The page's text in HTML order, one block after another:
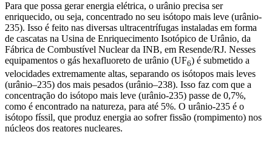
Para que possa gerar energia elétrica, o urânio precisa ser
enriquecido, ou seja, concentrado no seu isótopo mais leve (urânio-
235). Isso é feito nas diversas ultracentrífugas instaladas em forma
de cascatas na Usina de Enriquecimento Isotópico de Urânio, da
Fábrica de Combustível Nuclear da INB, em Resende/RJ. Nesses
equipamentos o gás hexafluoreto de urânio (UF6) é submetido a
velocidades extremamente altas, separando os isótopos mais leves
(urânio–235) dos mais pesados (urânio–238). Isso faz com que a
concentração do isótopo mais leve (urânio-235) passe de 0,7%,
como é encontrado na natureza, para até 5%. O urânio-235 é o
isótopo físsil, que produz energia ao sofrer fissão (rompimento) nos
núcleos dos reatores nucleares.